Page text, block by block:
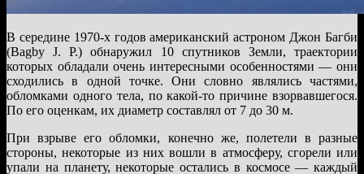
В середине 1970-х годов американский астроном Джон Багби
(Bagby J. P.) обнаружил 10 спутников Земли, траектории
которых обладали очень интересными особенностями — они
сходились в одной точке. Они словно являлись частями,
обломками одного тела, по какой-то причине взорвавшегося.
По его оценкам, их диаметр составлял от 7 до 30 м.
При взрыве его обломки, конечно же, полетели в разные
стороны, некоторые из них вошли в атмосферу, сгорели или
упали на планету, некоторые остались в космосе — каждый